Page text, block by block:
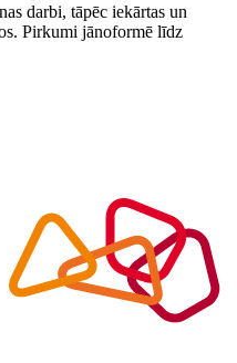
darbi, tāpēc iekārtas un
Pirkumi jānoformē līdz